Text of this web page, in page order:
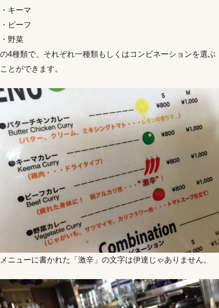
・キーマ
・ビーフ
・野菜
の4種類で、それぞれ一種類もしくはコンビネーションを選ぶ
ことができます。
メニューに書かれた「激辛」の文字は伊達じゃありません。